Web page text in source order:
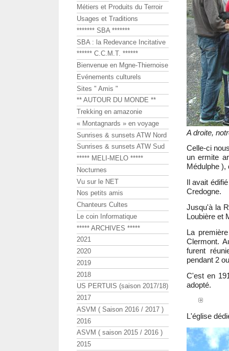
A droite,
Celle-ci
un ermite
Médulphe ),
Il avait
Credogne.
Jusqu'à la
Loubière et
La
Clermont.
furent
pendant 2
C'est en
adopté.
L'église
Métiers et Produits du Terroir
Usages et Traditions
******* SBA *******
SBA : la Redevance Incitative
****** C.C.M.T. ******
Bienvenue en Mgne-Thiernoise
Evénements culturels
Sites " Amis "
** AUTOUR DU MONDE **
Trekking en amazonie
« Montagnards » en voyage
Sunrises & sunsets ATW Nord
Sunrises & sunsets ATW Sud
***** MELI-MELO *****
Nocturnes
Vu sur le NET
Nos petits amis
Chanteurs Cultes
Le coin Informatique
***** ARCHIVES *****
2021
2020
2019
2018
US PERTUIS (saison 2017/18)
2017
ASVM ( Saison 2016 / 2017 )
2016
ASVM ( saison 2015 / 2016 )
2015